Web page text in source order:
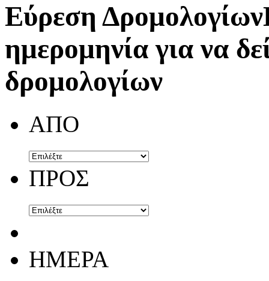
Εύρεση Δρομολογίων
ημερομηνία για να
δρομολογίων
ΑΠΟ
ΠΡΟΣ
ΗΜΕΡΑ